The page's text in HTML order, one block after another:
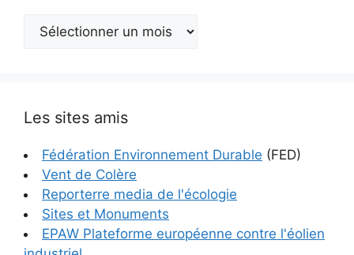
Archives
Les sites amis
Fédération Environnement Durable (FED)
Vent de Colère
Reporterre media de l'écologie
Sites et Monuments
EPAW Plateforme européenne contre l'éolien